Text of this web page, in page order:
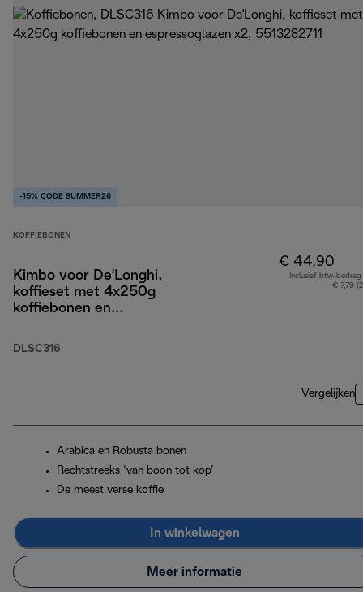
-15% CODE SUMMER26
KOFFIEBONEN
Kimbo voor De'Longhi,
koffieset met 4x250g
koffiebonen en
DLSC316
€ 44,90
Inclusief btw-bedrag
€ 7,79
Vergelijken
Arabica en Robusta bonen
Rechtstreeks ‘van boon tot kop’
De meest verse koffie
In winkelwagen
Meer informatie